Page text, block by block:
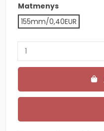
Matmenys
155mm/0,40EUR